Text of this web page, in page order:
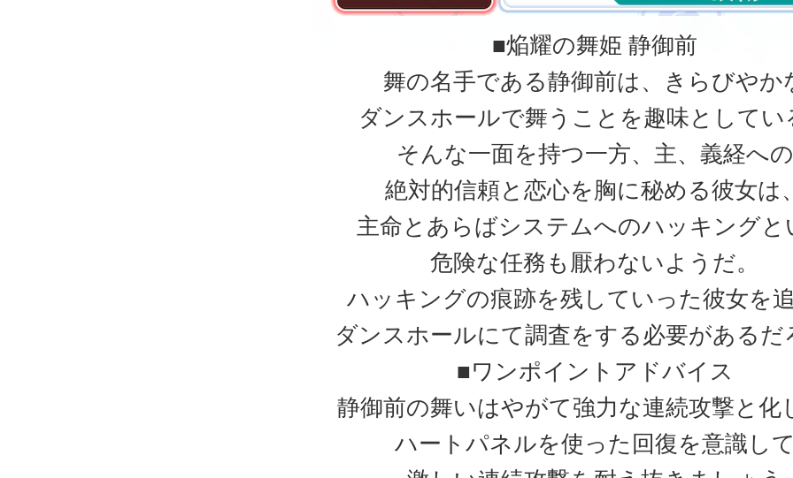
■焔耀の舞姫 静御前
舞の名手である静御前は、きらびやか
ダンスホールで舞うことを趣味としてい
そんな一面を持つ一方、主、義経への
絶対的信頼と恋心を胸に秘める彼女は
主命とあらばシステムへのハッキングと
危険な任務も厭わないようだ。
ハッキングの痕跡を残していった彼女を
ダンスホールにて調査をする必要があるだ
■ワンポイントアドバイス
静御前の舞いはやがて強力な連続攻撃と化
ハートパネルを使った回復を意識し